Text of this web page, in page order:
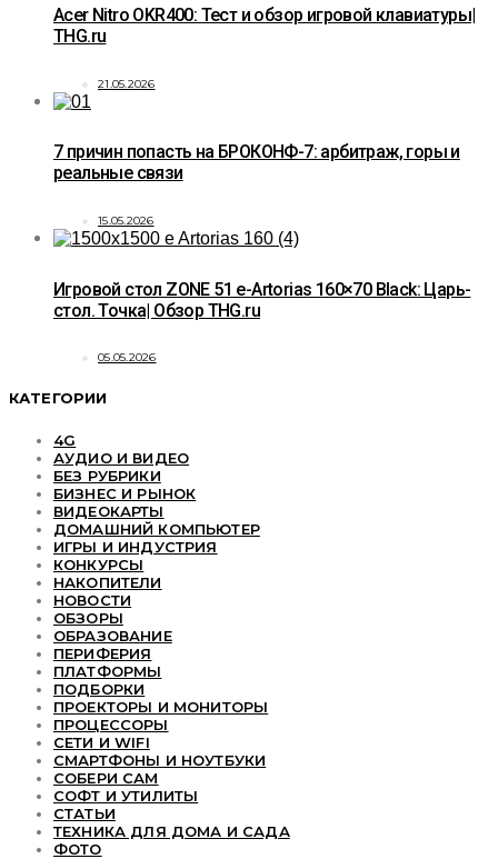
Acer Nitro OKR400: Тест и обзор игровой клавиатуры|
THG.ru
21.05.2026
7 причин попасть на БРОКОНФ-7: арбитраж, горы и
реальные связи
15.05.2026
Игровой стол ZONE 51 e-Artorias 160×70 Black: Царь-
стол. Точка| Обзор THG.ru
05.05.2026
КАТЕГОРИИ
4G
АУДИО И ВИДЕО
БЕЗ РУБРИКИ
БИЗНЕС И РЫНОК
ВИДЕОКАРТЫ
ДОМАШНИЙ КОМПЬЮТЕР
ИГРЫ И ИНДУСТРИЯ
КОНКУРСЫ
НАКОПИТЕЛИ
НОВОСТИ
ОБЗОРЫ
ОБРАЗОВАНИЕ
ПЕРИФЕРИЯ
ПЛАТФОРМЫ
ПОДБОРКИ
ПРОЕКТОРЫ И МОНИТОРЫ
ПРОЦЕССОРЫ
СЕТИ И WIFI
СМАРТФОНЫ И НОУТБУКИ
СОБЕРИ САМ
СОФТ И УТИЛИТЫ
СТАТЬИ
ТЕХНИКА ДЛЯ ДОМА И САДА
ФОТО